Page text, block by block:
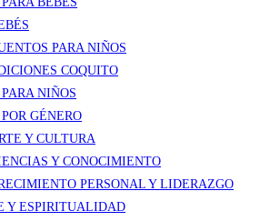
PARA NIÑOS
COQUITO
NIÑOS
GÉNERO
Y CULTURA
Y CONOCIMIENTO
PERSONAL Y LIDERAZGO
Y ESPIRITUALIDAD